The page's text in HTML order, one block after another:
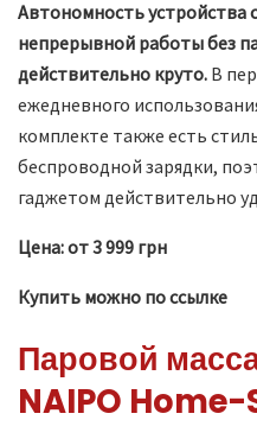
Автономность устройства
непрерывной работы без
действительно круто. В
ежедневного
комплекте также есть
беспроводной зарядки,
гаджетом действительно
Цена: от 3 999 грн
Купить можно по ссылке
Паровой
NAIPO Home-